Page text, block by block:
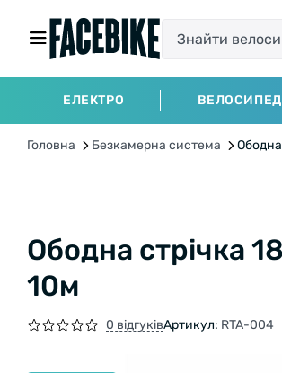
ЕЛЕКТРО
Головна Безкамерна система
Ободна стрічка
10м
0 відгуківАртикул: RTA-004